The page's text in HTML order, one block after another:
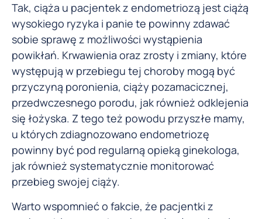
Tak, ciąża u pacjentek z endometriozą jest ciążą
wysokiego ryzyka i panie te powinny zdawać
sobie sprawę z możliwości wystąpienia
powikłań. Krwawienia oraz zrosty i zmiany, które
występują w przebiegu tej choroby mogą być
przyczyną poronienia, ciąży pozamacicznej,
przedwczesnego porodu, jak również odklejenia
się łożyska. Z tego też powodu przyszłe mamy,
u których zdiagnozowano endometriozę
powinny być pod regularną opieką ginekologa,
jak również systematycznie monitorować
przebieg swojej ciąży.
Warto wspomnieć o fakcie, że pacjentki z